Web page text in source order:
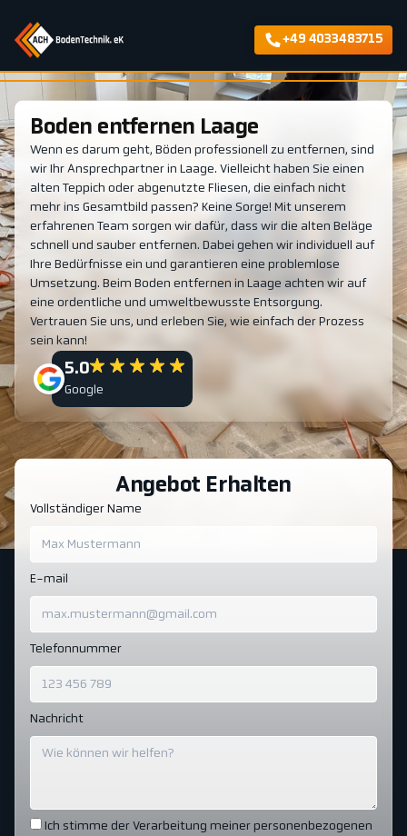
+49 4033483715
Boden entfernen Laage
Wenn es darum geht, Böden professionell zu entfernen, sind
wir Ihr Ansprechpartner in Laage. Vielleicht haben Sie einen
alten Teppich oder abgenutzte Fliesen, die einfach nicht
mehr ins Gesamtbild passen? Keine Sorge! Mit unserem
erfahrenen Team sorgen wir dafür, dass wir die alten Beläge
schnell und sauber entfernen. Dabei gehen wir individuell auf
Ihre Bedürfnisse ein und garantieren eine problemlose
Umsetzung. Beim Boden entfernen in Laage achten wir auf
eine ordentliche und umweltbewusste Entsorgung.
Vertrauen Sie uns, und erleben Sie, wie einfach der Prozess
sein kann!
5.0
Google
Angebot Erhalten
Vollständiger Name
E-mail
Telefonnummer
Nachricht
Ich stimme der Verarbeitung meiner personenbezogenen